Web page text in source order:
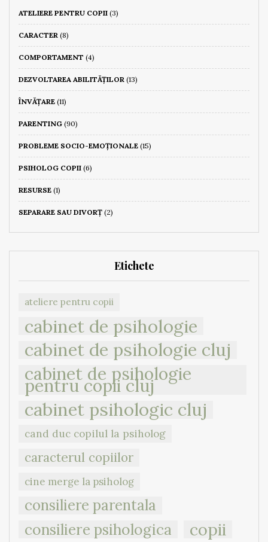
ATELIERE PENTRU COPII (3)
CARACTER (8)
COMPORTAMENT (4)
DEZVOLTAREA ABILITĂȚILOR (13)
ÎNVĂȚARE (11)
PARENTING (90)
PROBLEME SOCIO-EMOȚIONALE (15)
PSIHOLOG COPII (6)
RESURSE (1)
SEPARARE SAU DIVORȚ (2)
Etichete
ateliere pentru copii
cabinet de psihologie
cabinet de psihologie cluj
cabinet de psihologie
pentru copii cluj
cabinet psihologic cluj
cand duc copilul la psiholog
caracterul copiilor
cine merge la psiholog
consiliere parentala
consiliere psihologica copii